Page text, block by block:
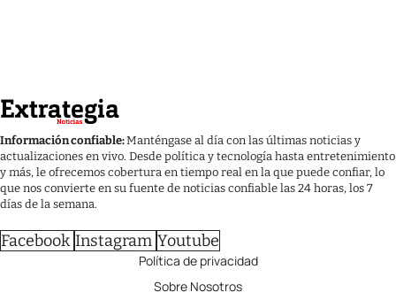
Información confiable:Manténgase al día con las últimas noticias y
actualizaciones en vivo. Desde política y tecnología hasta entretenimiento
y más, le ofrecemos cobertura en tiempo real en la que puede confiar, lo
que nos convierte en su fuente de noticias confiable las 24 horas, los 7
días de la semana.
Facebook Instagram Youtube
Política de privacidad
Sobre Nosotros